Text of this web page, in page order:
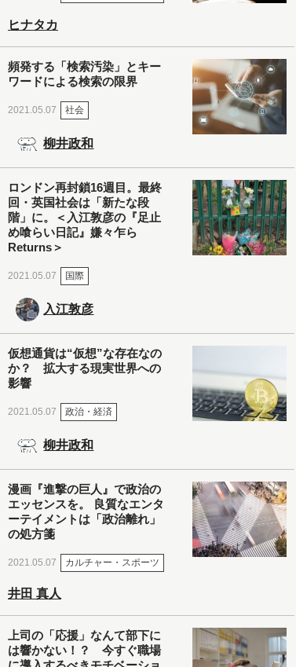
ヒナタカ
頻発する「検索汚染」とキー
ワードによる検索の限界
2021.05.07 社会
柳井政和
ロンドン再封鎖16週目。最終
回・英国社会は「新たな段
階」に。＜入江敦彦の『足止
め喰らい日記』嫌々乍ら
Returns＞
2021.05.07 国際
入江敦彦
仮想通貨は“仮想”な存在なの
か？ 拡大する現実世界への
影響
2021.05.07 政治・経済
柳井政和
漫画『進撃の巨人』で政治の
エッセンスを。 良質なエンタ
ーテイメントは「政治離れ」
の処方箋
2021.05.07 カルチャー・スポーツ
井田 真人
上司の「応援」なんて部下に
は響かない！？ 今すぐ職場